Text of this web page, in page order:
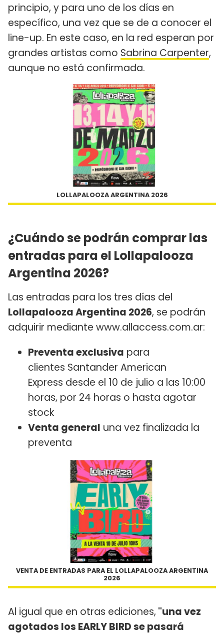
principio, y para uno de los días en
específico, una vez que se de a conocer el
line-up. En este caso, en la red esperan por
grandes artistas como Sabrina Carpenter,
aunque no está confirmada.
LOLLAPALOOZA ARGENTINA 2026
¿Cuándo se podrán comprar las
entradas para el Lollapalooza
Argentina 2026?
Las entradas para los tres días del
Lollapalooza Argentina 2026, se podrán
adquirir mediante www.allaccess.com.ar:
Preventa exclusiva para
clientes Santander American
Express desde el 10 de julio a las 10:00
horas, por 24 horas o hasta agotar
stock
Venta general una vez finalizada la
preventa
VENTA DE ENTRADAS PARA EL LOLLAPALOOZA ARGENTINA
2026
Al igual que en otras ediciones, "una vez
agotados los EARLY BIRD se pasará